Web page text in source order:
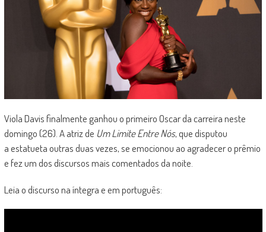
Viola Davis finalmente ganhou o primeiro Oscar da carreira neste
domingo (26). A atriz de Um Limite Entre Nós, que disputou
a estatueta outras duas vezes, se emocionou ao agradecer o prêmio
e fez um dos discursos mais comentados da noite.
Leia o discurso na íntegra e em português: